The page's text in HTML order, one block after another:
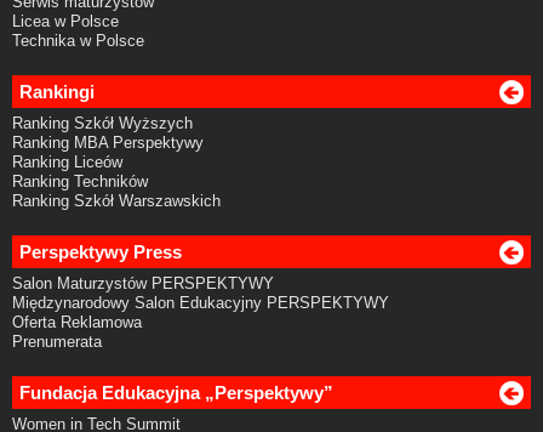
Licea w Polsce
Technika w Polsce
Rankingi
Ranking Szkół Wyższych
Ranking MBA Perspektywy
Ranking Liceów
Ranking Techników
Ranking Szkół Warszawskich
Perspektywy Press
Salon Maturzystów PERSPEKTYWY
Międzynarodowy Salon Edukacyjny PERSPEKTYWY
Oferta Reklamowa
Prenumerata
Fundacja Edukacyjna „Perspektywy”
Women in Tech Summit